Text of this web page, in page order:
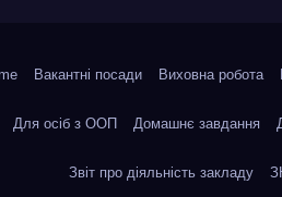
Вакантні посади Виховна робота
Для осіб з ООП Домашнє завдання
Звіт про діяльність закладу